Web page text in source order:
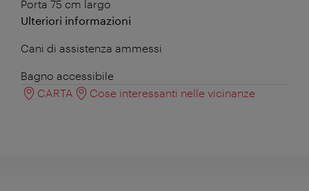
Porta 75 cm largo
Ulteriori informazioni
Cani di assistenza ammessi
Bagno accessibile
CARTA
Cose interessanti nelle vicinanze